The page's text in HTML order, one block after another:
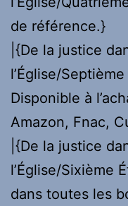
de référence.}
|{De la justice
l’Église/
Disponible à
Amazon, Fnac,
|{De la justice
l’Église/Sixième
dans toutes les